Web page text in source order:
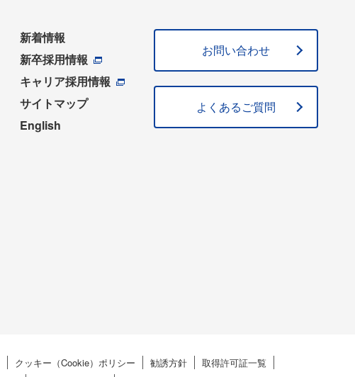
新着情報
新卒採用情報
キャリア採用情報
サイトマップ
English
お問い合わせ
よくあるご質問
クッキー（Cookie）ポリシー 勧誘方針
取得許可証一覧